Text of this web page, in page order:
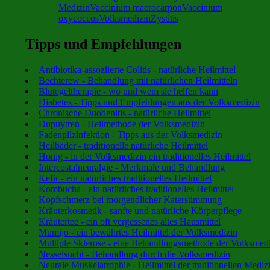
MedizinVaccinium macrocarponVaccinium
oxycoccosVolksmedizinZystitis
Tipps und Empfehlungen
Antibiotika-assoziierte Colitis - natürliche Heilmittel
Bechterew - Behandlung mit natürlichen Heilmitteln
Blutegeltherapie - wo und wem sie helfen kann
Diabetes - Tipps und Empfehlungen aus der Volksmedizin
Chronische Duodenitis - natürliche Heilmittel
Dupuytren - Heilmethode der Volksmedizin
Fadenpilzinfektion - Tipps aus der Volksmedizin
Heilbäder - traditionelle natürliche Heilmittel
Honig - in der Volksmedizin ein traditionelles Heilmittel
Intercostalneuralgie - Merkmale und Behandlung
Kefir - ein natürliches traditionelles Heilmittel
Kombucha - ein natürliches traditionelles Heilmittel
Kopfschmerz bei morgendlicher Katerstimmung
Kräuterkosmetik - sanfte und natürliche Körperpflege
Kräutertee - ein oft vergessenes altes Hausmittel
Mumijo - ein bewährtes Heilmittel der Volksmedizin
Multiple Sklerose - eine Behandlungsmethode der
Nesselsucht - Behandlung durch die Volksmedizin
Neurale Muskelatrophie - Heilmittel der traditionellen